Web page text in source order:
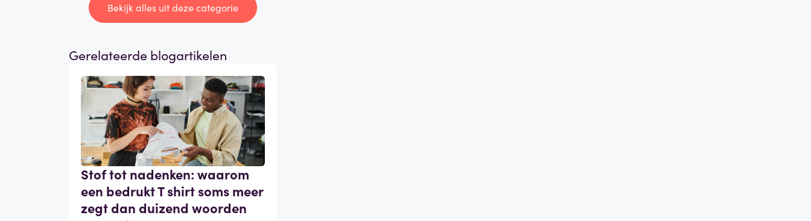
Bekijk alles uit deze categorie
Gerelateerde blogartikelen
Stof tot nadenken: waarom
een bedrukt T shirt soms meer
zegt dan duizend woorden